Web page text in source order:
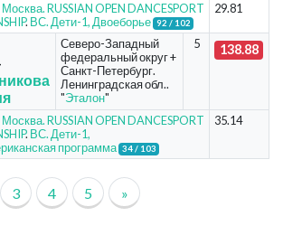
RUSSIAN OPEN DANCESPORT
. ВС. Дети-1, Двоеборье 92 / 102
29.81
Северо-Западный
федеральный округ +
Санкт-Петербург.
Ленинградская обл..
"Эталон"
5 138.88
RUSSIAN OPEN DANCESPORT
. ВС. Дети-1,
программа 34 / 103
35.14
3 4 5 »